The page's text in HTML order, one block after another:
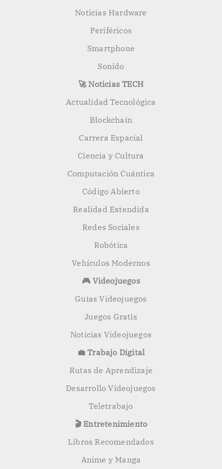
Noticias Hardware
Periféricos
Smartphone
Sonido
🚀 Noticias TECH
Actualidad Tecnológica
Blockchain
Carrera Espacial
Ciencia y Cultura
Computación Cuántica
Código Abierto
Realidad Extendida
Redes Sociales
Robótica
Vehículos Modernos
🎮 Videojuegos
Guías Videojuegos
Juegos Gratis
Noticias Videojuegos
💼 Trabajo Digital
Rutas de Aprendizaje
Desarrollo Videojuegos
Teletrabajo
🎬 Entretenimiento
Libros Recomendados
Anime y Manga